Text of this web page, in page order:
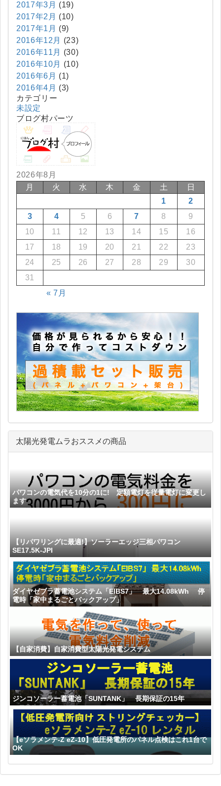
2017年3月 (19)
2017年2月 (10)
2017年1月 (9)
2016年12月
(23)
2016年11月
(30)
2016年10月
(10)
2016年6月 (1)
2016年4月 (3)
カテゴリー
未設定
ブログ村パーツ
2026年8月
月
火 水 木 金 土 日
« 7月
1
2
3
4 5 6 7 8
9
10
11 12 13 14 15
16
17
18 19 20 21 22
23
24
25 26 27 28 29
30
31
太陽光発電ムラおススメの商品
パワコンの電気代を10分の1に! 定額電灯を従量電灯に変更し
ます
【リパワリングに最適!】ソーラーエッジ三相パワコン
SE17.5K-JPI
ダイヤゼブラ蓄電池システム「EIBS7」 最大14.08kWh 停
電時「家中まるごとバックアップ」
【自家消費】自家消費型太陽光発電システム
ジンコソーラー蓄電池「SUNTANK」 長期保証の15年
【eソラメンテ-Z eZ-10】低圧発電所のパネル点検はこれ1台で
OK